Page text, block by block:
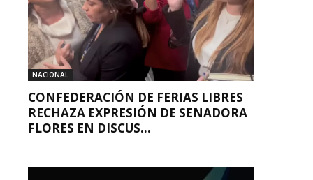
NACIONAL
CONFEDERACIÓN DE FERIAS LIBRES
RECHAZA EXPRESIÓN DE SENADORA
FLORES EN DISCUS...